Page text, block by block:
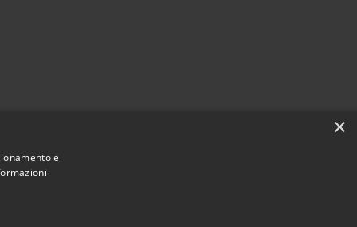
×
e